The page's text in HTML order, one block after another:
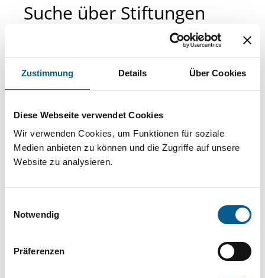
Zustimmung Details Über Cookies
Diese Webseite verwendet Cookies
Wir verwenden Cookies, um Funktionen für soziale
Medien anbieten zu können und die Zugriffe auf unsere
Website zu analysieren.
Notwendig
Präferenzen
Suche über Stiftungen
Sie suchen finanzielle Unterstützung für ein
direkt über unsere Fördermitteldatenbank und
Stiftungsdatenbank recherchieren. Bei der
Suche bitte die Groß- und Kleinschreibung
Bitte Suchbegriff eingeben. Ergebnisse
Kategorien verfeinert werden.